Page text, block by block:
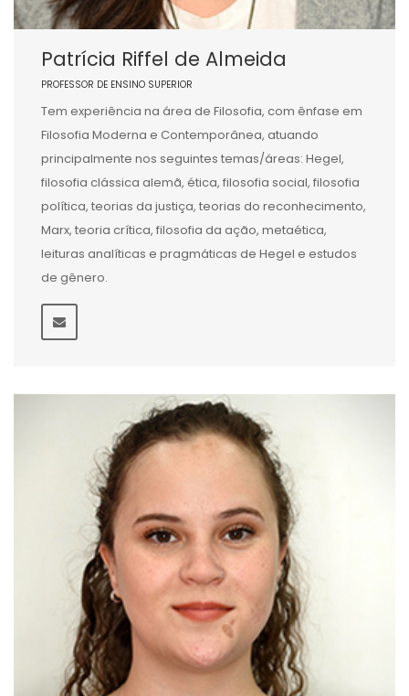
Patrícia Riffel de Almeida
PROFESSOR DE ENSINO SUPERIOR
Tem experiência na área de Filosofia, com ênfase em
Filosofia Moderna e Contemporânea, atuando
principalmente nos seguintes temas/áreas: Hegel,
filosofia clássica alemã, ética, filosofia social, filosofia
política, teorias da justiça, teorias do reconhecimento,
Marx, teoria crítica, filosofia da ação, metaética,
leituras analíticas e pragmáticas de Hegel e estudos
de gênero.